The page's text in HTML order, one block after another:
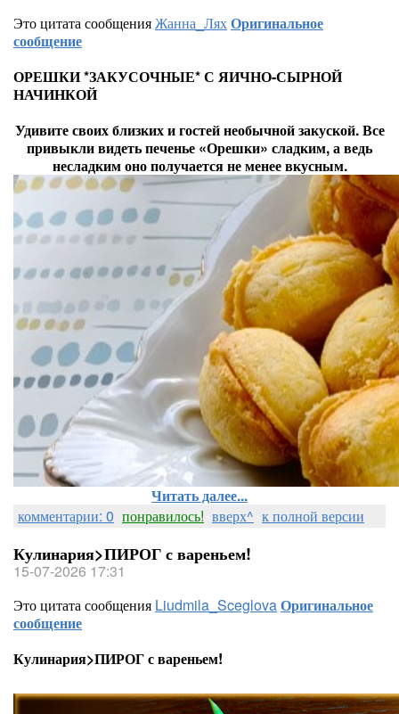
Это цитата сообщенияЖанна_ЛяхОригинальное
сообщение
ОРЕШКИ *ЗАКУСОЧНЫЕ* С ЯИЧНО-СЫРНОЙ
НАЧИНКОЙ
Удивите своих близких и гостей необычной закуской. Все
привыкли видеть печенье «Орешки» сладким, а ведь
несладким оно получается не менее вкусным.
Читать далее...
комментарии: 0 понравилось! вверх^ к полной версии
Кулинария>ПИРОГ с вареньем!
15-07-2026 17:31
Это цитата сообщения Liudmila_SceglovaОригинальное
сообщение
Кулинария>ПИРОГ с вареньем!